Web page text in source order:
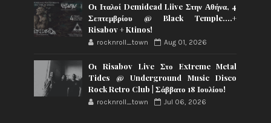
Οι Ιταλοί Demidead Liive Στην Αθήνα, 4
Σεπτεμβρίου @ Black Temple….+
Risabov + Ktinos!
rocknroll_town Aug 01, 2026
Οι Risabov Live Στο Extreme Metal
Tides @ Underground Music Disco
Rock Retro Club | Σάββατο 18 Ιουλίου!
rocknroll_town Jul 06, 2026